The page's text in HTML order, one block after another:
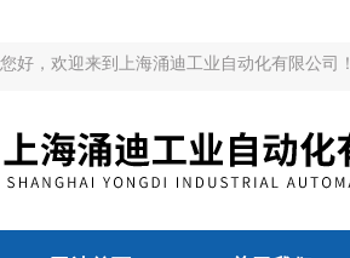
您好，欢迎来到上海涌迪工业自动化有限公司！